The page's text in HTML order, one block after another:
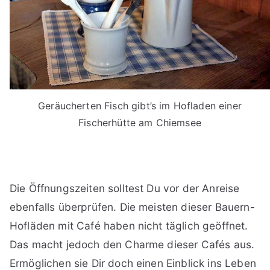
Geräucherten Fisch gibt’s im Hofladen einer
Fischerhütte am Chiemsee
Die Öffnungszeiten solltest Du vor der Anreise
ebenfalls überprüfen. Die meisten dieser Bauern-
Hofläden mit Café haben nicht täglich geöffnet.
Das macht jedoch den Charme dieser Cafés aus.
Ermöglichen sie Dir doch einen Einblick ins Leben